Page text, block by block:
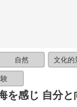
自然 文化的
を感じ 自分